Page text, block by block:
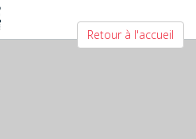
Retour à l'accueil